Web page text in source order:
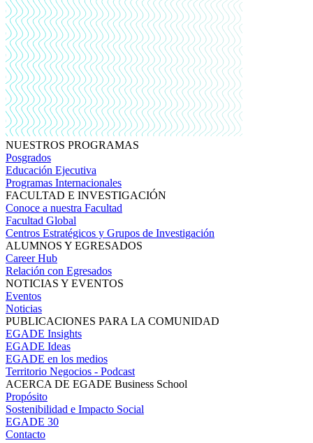
NUESTROS PROGRAMAS
Posgrados
Educación Ejecutiva
Programas Internacionales
FACULTAD E INVESTIGACIÓN
Conoce a nuestra Facultad
Facultad Global
Centros Estratégicos y Grupos de Investigación
ALUMNOS Y EGRESADOS
Career Hub
Relación con Egresados
NOTICIAS Y EVENTOS
Eventos
Noticias
PUBLICACIONES PARA LA COMUNIDAD
EGADE Insights
EGADE Ideas
EGADE en los medios
Territorio Negocios - Podcast
ACERCA DE EGADE Business School
Propósito
Sostenibilidad e Impacto Social
EGADE 30
Contacto